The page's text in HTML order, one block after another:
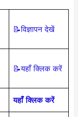
📝विज्ञापन देखें
📝यहाँ क्लिक करें
यहाँ क्लिक करें